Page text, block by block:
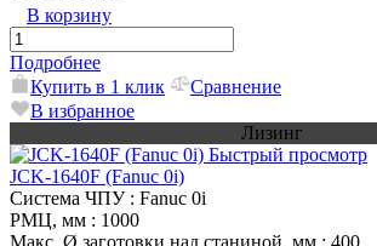
В корзину
Подробнее
Купить в 1 клик
Сравнение
В избранное
Лизинг
Быстрый просмотр
JCK-1640F (Fanuc 0i)
Система ЧПУ: Fanuc 0i
РМЦ, мм : 1000
Макс. Ø заготовки над станиной, мм : 400